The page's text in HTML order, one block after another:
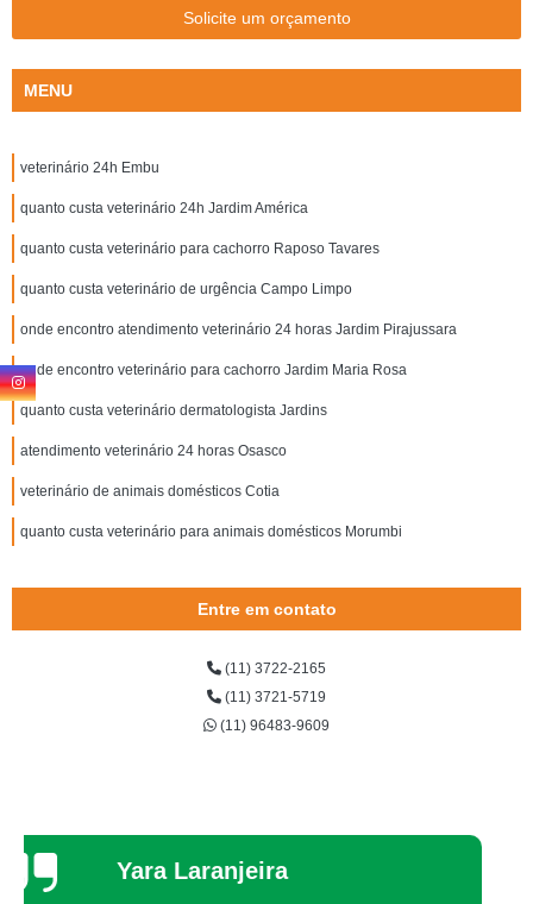
Solicite um orçamento
MENU
veterinário 24h Embu
quanto custa veterinário 24h Jardim América
quanto custa veterinário para cachorro Raposo Tavares
quanto custa veterinário de urgência Campo Limpo
onde encontro atendimento veterinário 24 horas Jardim Pirajussara
onde encontro veterinário para cachorro Jardim Maria Rosa
quanto custa veterinário dermatologista Jardins
atendimento veterinário 24 horas Osasco
veterinário de animais domésticos Cotia
quanto custa veterinário para animais domésticos Morumbi
Entre em contato
(11) 3722-2165
(11) 3721-5719
(11) 96483-9609
Thaynah Souza